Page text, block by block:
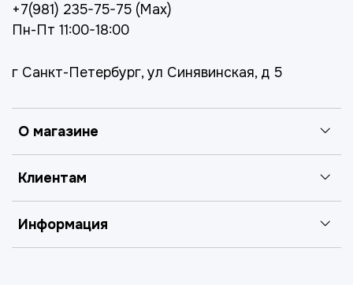
О магазине
Клиентам
Информация
+7(981) 235-75-75 (Max)
Пн-Пт 11:00-18:00
г Санкт-Петербург, ул Синявинская, д 5